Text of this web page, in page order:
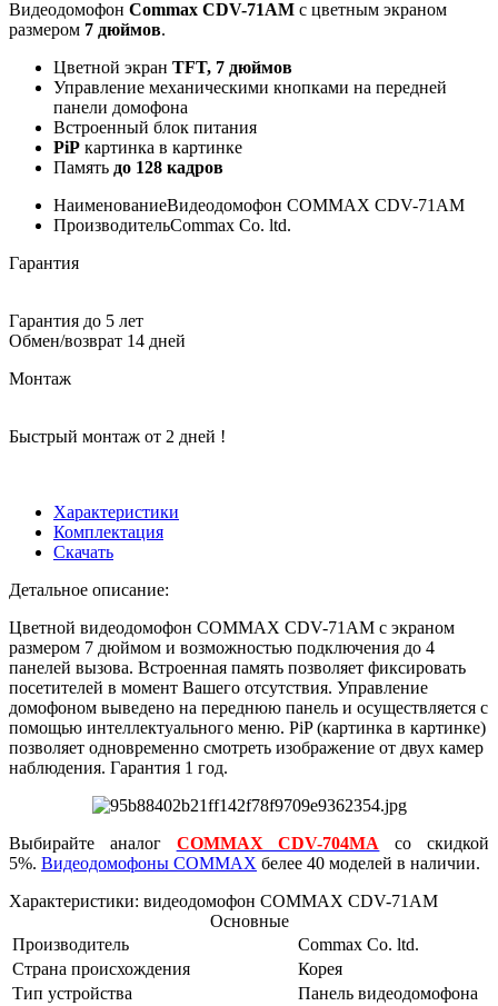
Видеодомофон Commax CDV-71AM с цветным экраном
размером 7 дюймов.
Цветной экран TFT, 7 дюймов
Управление механическими кнопками на передней
панели домофона
Встроенный блок питания
PiP картинка в картинке
Память до 128 кадров
НаименованиеВидеодомофон COMMAX CDV-71AM
ПроизводительCommax Co. ltd.
Гарантия
Гарантия до 5 лет
Обмен/возврат 14 дней
Монтаж
Быстрый монтаж от 2 дней !
Характеристики
Комплектация
Скачать
Детальное описание:
Цветной видеодомофон COMMAX CDV-71AM с экраном
размером 7 дюймом и возможностью подключения до 4
панелей вызова. Встроенная память позволяет фиксировать
посетителей в момент Вашего отсутствия. Управление
домофоном выведено на переднюю панель и осуществляется с
помощью интеллектуального меню. PiP (картинка в картинке)
позволяет одновременно смотреть изображение от двух камер
наблюдения. Гарантия 1 год.
Выбирайте аналог COMMAX CDV-704MA со скидкой
5%. Видеодомофоны COMMAX белее 40 моделей в наличии.
Характеристики: видеодомофон COMMAX CDV-71AM
Основные
Производитель
Commax Co. ltd.
Страна происхождения
Корея
Тип устройства
Панель видеодомофона